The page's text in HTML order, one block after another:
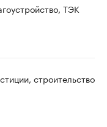
ТЭК
строительство